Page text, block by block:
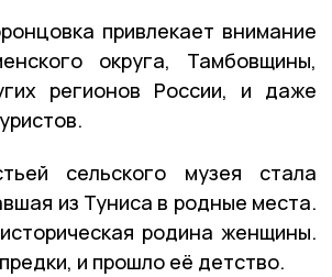
привлекает внимание
округа, Тамбовщины,
регионов России, и даже
сельского музея стала
из Туниса в родные места.
родина женщины.
и прошло её детство.